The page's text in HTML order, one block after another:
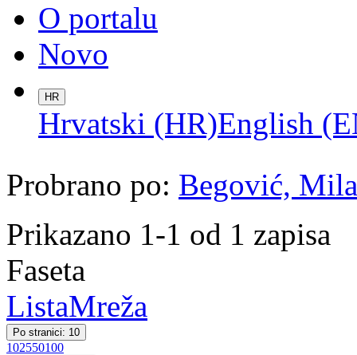
O portalu
Novo
HR
Hrvatski (HR)English
Probrano po: Begović,
Prikazano 1-1 od 1 zapisa
Faseta
ListaMreža
Po stranici: 10
102550100